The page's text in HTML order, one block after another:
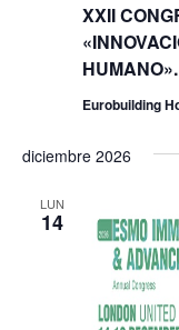
XXII
Eurobuilding
diciembre 2026
LUN
14